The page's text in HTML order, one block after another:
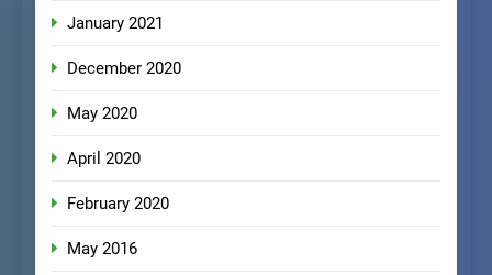
January 2021
December 2020
May 2020
April 2020
February 2020
May 2016